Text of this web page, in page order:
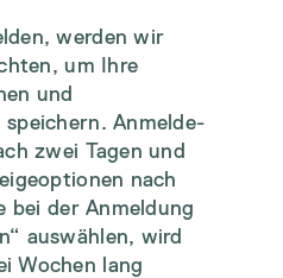
werden wir
um Ihre
und
Anmelde-
zwei Tagen und
nach
bei der Anmeldung
auswählen, wird
Wochen lang